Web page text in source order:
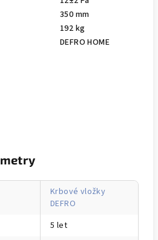
350 mm
192 kg
DEFRO HOME
Krbové vložky
DEFRO
5 let